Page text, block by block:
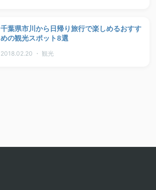
千葉県市川から日帰り旅行で楽しめるおすす
めの観光スポット8選
2018.02.20 ・ 観光